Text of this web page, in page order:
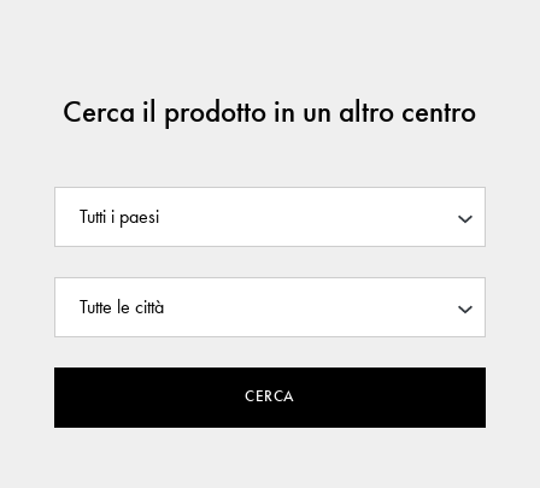
Cerca il prodotto in un altro centro
CERCA